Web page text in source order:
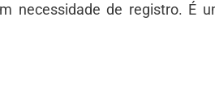
necessidade de registro. É